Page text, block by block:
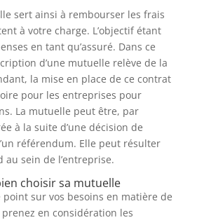
sert ainsi à rembourser les frais
à votre charge. L’objectif étant
en tant qu’assuré. Dans ce
d’une mutuelle relève de la
la mise en place de ce contrat
pour les entreprises pour
La mutuelle peut être, par
à la suite d’une décision de
référendum. Elle peut résulter
au sein de l’entreprise.
choisir sa mutuelle
point sur vos besoins en matière de
en considération les